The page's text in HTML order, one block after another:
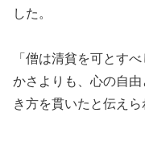
した。
「僧は清貧を可とす
かさよりも、心の自
き方を貫いたと伝えら